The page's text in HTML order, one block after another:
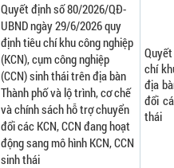
Quyết định số 80/2026/QĐ-
UBND ngày 29/6/2026 quy
định tiêu chí khu công nghiệp
(KCN), cụm công nghiệp
(CCN) sinh thái trên địa bàn
Thành phố và lộ trình, cơ chế
và chính sách hỗ trợ chuyển
đổi các KCN, CCN đang hoạt
động sang mô hình KCN, CCN
sinh thái
chí
địa
đổi
thái